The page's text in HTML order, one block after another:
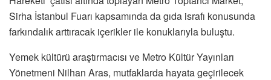
Sirha İstanbul Fuarı kapsamında da gıda israfı konusunda
farkındalık arttıracak içerikler ile konuklarıyla buluştu.
Yemek kültürü araştırmacısı ve Metro Kültür Yayınları
Yönetmeni Nilhan Aras, mutfaklarda hayata geçirilecek